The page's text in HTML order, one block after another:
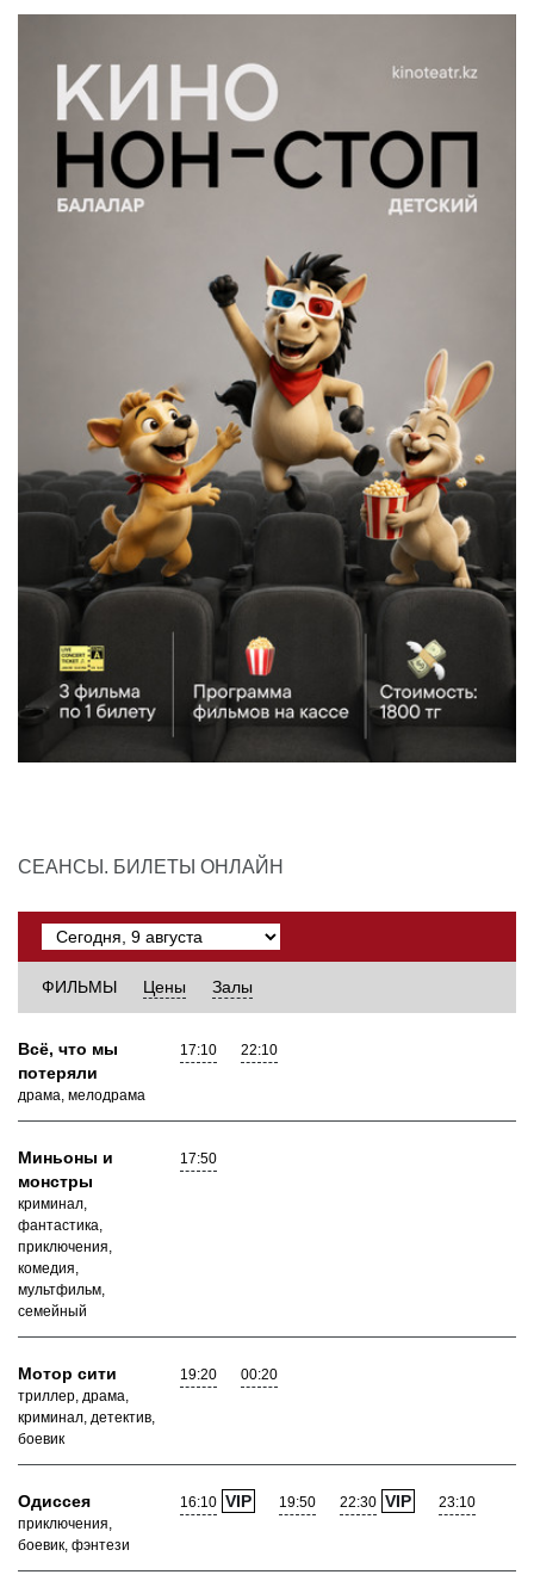
СЕАНСЫ. БИЛЕТЫ ОНЛАЙН
ФИЛЬМЫ Цены Залы
Всё, что мы
потеряли
драма, мелодрама
17:10 22:10
Миньоны и
монстры
криминал,
фантастика,
приключения,
комедия,
мультфильм,
семейный
17:50
Мотор сити
триллер, драма,
криминал, детектив,
боевик
19:20 00:20
Одиссея
приключения,
боевик, фэнтези
16:10 VIP 19:50 22:30 VIP 23:10